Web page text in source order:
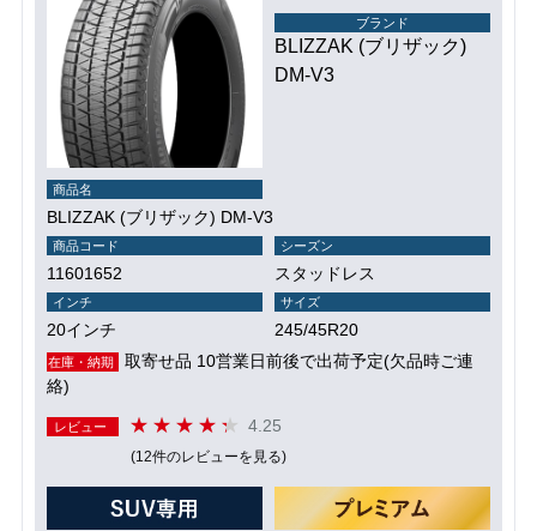
ブランド
BLIZZAK (ブリザック)
DM-V3
商品名
BLIZZAK (ブリザック) DM-V3
商品コード
11601652
シーズン
スタッドレス
インチ
20インチ
サイズ
245/45R20
在庫・納期
取寄せ品 10営業日前後で出荷予定(欠品時ご連
絡)
レビュー 4.25
(12件のレビューを見る)